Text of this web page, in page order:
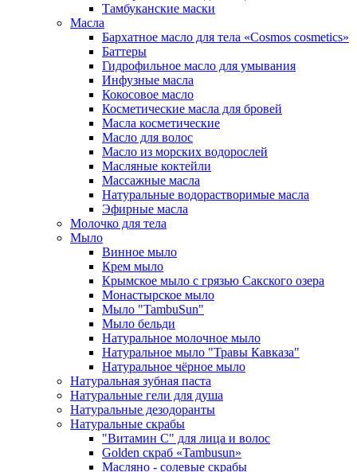
Тамбуканские маски
Масла
Бархатное масло для тела «Cosmos cosmetics»
Баттеры
Гидрофильное масло для умывания
Инфузные масла
Кокосовое масло
Косметические масла для бровей
Масла косметические
Масло для волос
Масло из морских водорослей
Масляные коктейли
Массажные масла
Натуральные водорастворимые масла
Эфирные масла
Молочко для тела
Мыло
Винное мыло
Крем мыло
Крымское мыло с грязью Сакского озера
Монастырское мыло
Мыло "TambuSun"
Мыло бельди
Натуральное молочное мыло
Натуральное мыло "Травы Кавказа"
Натуральное чёрное мыло
Натуральная зубная паста
Натуральные гели для душа
Натуральные дезодоранты
Натуральные скрабы
"Витамин С" для лица и волос
Golden скраб «Tambusun»
Масляно - солевые скрабы